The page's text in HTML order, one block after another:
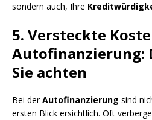
sondern auch, Ihre
5. Versteckte
Autofinanzierung:
Sie achten
Bei derAutofinanzierung sind
ersten Blick ersichtlich. Oft